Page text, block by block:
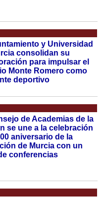
y Universidad
consolidan su
para impulsar el
Monte Romero como
deportivo
de Academias de la
se une a la celebración
aniversario de la
de Murcia con un
conferencias